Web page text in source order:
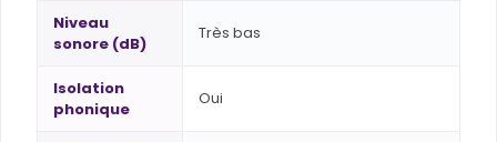
Niveau
sonore (dB)
Très bas
Isolation
phonique
Oui